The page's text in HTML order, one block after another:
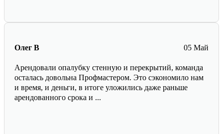
05 Май
Олег В
Арендовали опалубку стенную и перекрытий, команда
осталась довольна Профмастером. Это сэкономило нам
и время, и деньги, в итоге уложились даже раньше
арендованного срока и ...